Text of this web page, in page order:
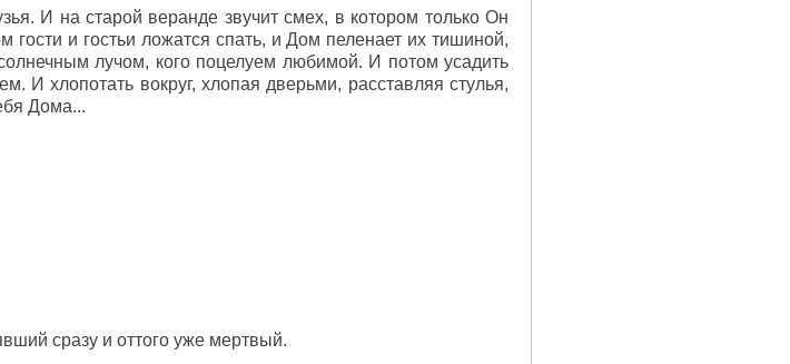
И на старой веранде звучит смех, в котором только Он
и гостьи ложатся спать, и Дом пеленает их тишиной,
лучом, кого поцелуем любимой. И потом усадить
И хлопотать вокруг, хлопая дверьми, расставляя стулья,
Дома...
сразу и оттого уже мертвый.